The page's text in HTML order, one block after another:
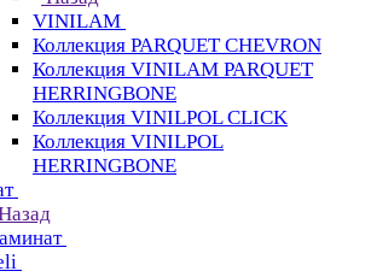
VINILAM
Коллекция PARQUET CHEVRON
Коллекция VINILAM PARQUET
HERRINGBONE
Коллекция VINILPOL CLICK
Коллекция VINILPOL
HERRINGBONE